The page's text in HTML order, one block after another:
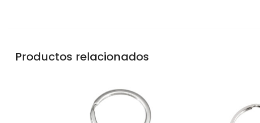
Productos relacionados